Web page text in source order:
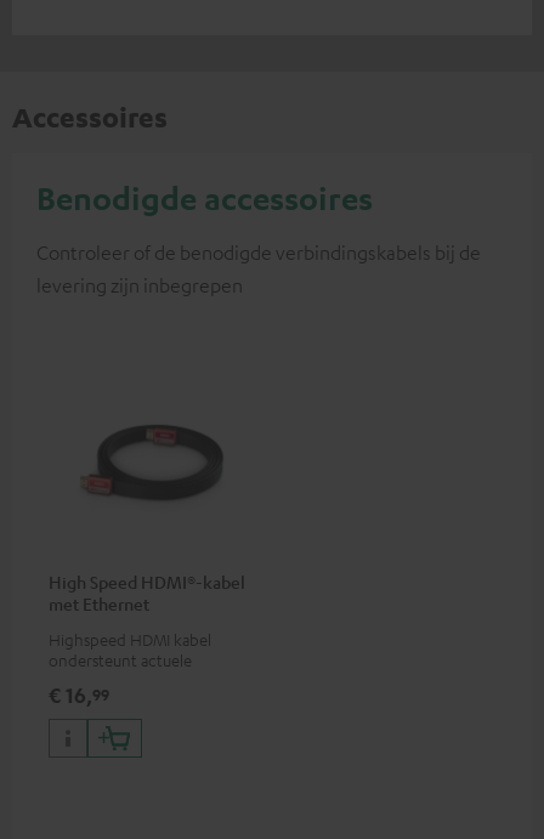
Accessoires
Benodigde accessoires
Controleer of de benodigde verbindingskabels bij de
levering zijn inbegrepen
High Speed HDMI®-kabel
met Ethernet
Highspeed HDMI kabel
ondersteunt actuele
4K 3D
€ 16,99